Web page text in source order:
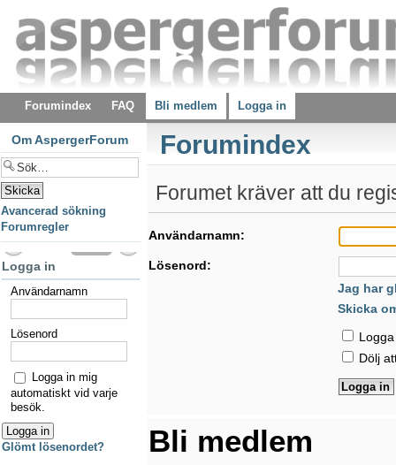
Forumindex FAQ Bli medlem Logga in
Forumindex
Forumet kräver att du
Användarnamn:
Lösenord:
Jag har
Skicka
Dölj
Bli medlem
Om AspergerForum
Avancerad sökning
Forumregler
Logga in
Användarnamn
Lösenord
Logga in mig
automatiskt vid varje
besök.
Glömt lösenordet?